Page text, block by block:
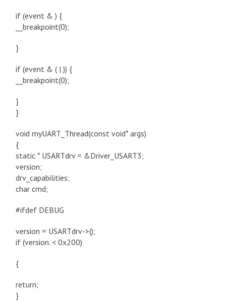
if (event & ) {
__breakpoint(0);
}
if (event & ( | )) {
__breakpoint(0);
}
}
void myUART_Thread(const void* args)
{
static * USARTdrv = &Driver_USART3;
version;
drv_capabilities;
char cmd;
#ifdef DEBUG
version = USARTdrv->();
if (version. < 0x200)
{
return;
}